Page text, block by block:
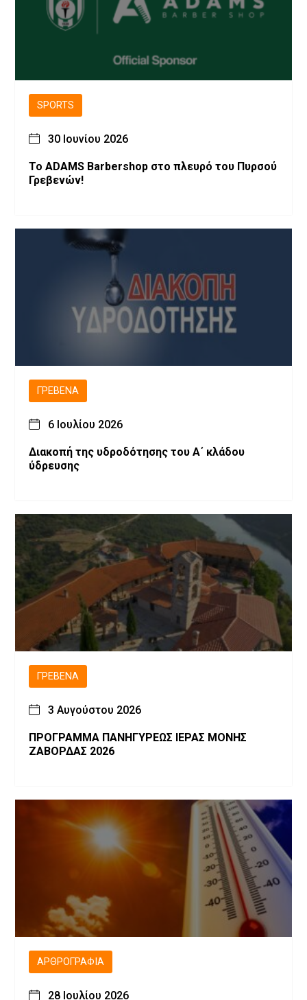
SPORTS
30 Ιουνίου 2026
Το ADAMS Barbershop στο πλευρό του Πυρσού
Γρεβενών!
ΓΡΕΒΕΝΆ
6 Ιουλίου 2026
Διακοπή της υδροδότησης του Α΄ κλάδου
ύδρευσης
ΓΡΕΒΕΝΆ
3 Αυγούστου 2026
ΠΡΟΓΡΑΜΜΑ ΠΑΝΗΓΥΡΕΩΣ ΙΕΡΑΣ ΜΟΝΗΣ
ΖΑΒΟΡΔΑΣ 2026
ΑΡΘΡΟΓΡΑΦΊΑ
28 Ιουλίου 2026